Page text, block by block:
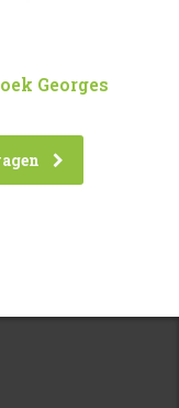
Georges